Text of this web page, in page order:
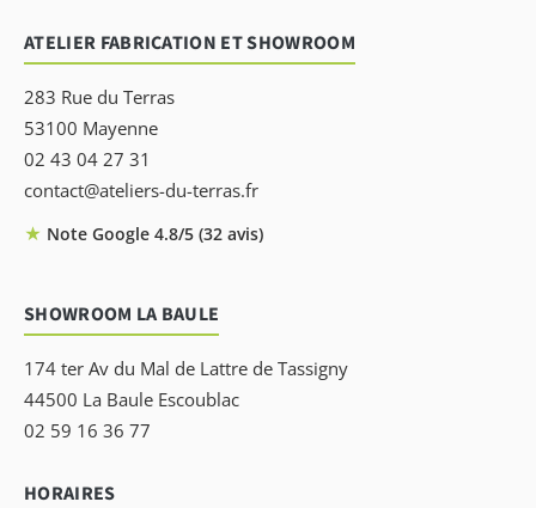
ATELIER FABRICATION ET SHOWROOM
283 Rue du Terras
53100 Mayenne
02 43 04 27 31
contact@ateliers-du-terras.fr
★ Note Google 4.8/5 (32 avis)
SHOWROOM LA BAULE
174 ter Av du Mal de Lattre de Tassigny
44500 La Baule Escoublac
02 59 16 36 77
HORAIRES